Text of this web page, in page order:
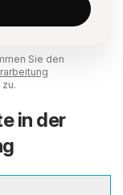
Sie den
zu.
in der